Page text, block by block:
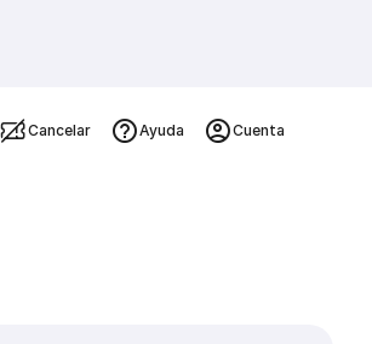
Cancelar Ayuda Cuenta